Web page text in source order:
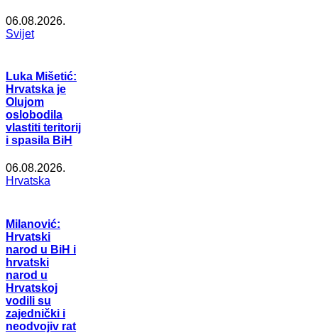
06.08.2026.
Svijet
Luka Mišetić:
Hrvatska je
Olujom
oslobodila
vlastiti teritorij
i spasila BiH
06.08.2026.
Hrvatska
Milanović:
Hrvatski
narod u BiH i
hrvatski
narod u
Hrvatskoj
vodili su
zajednički i
neodvojiv rat